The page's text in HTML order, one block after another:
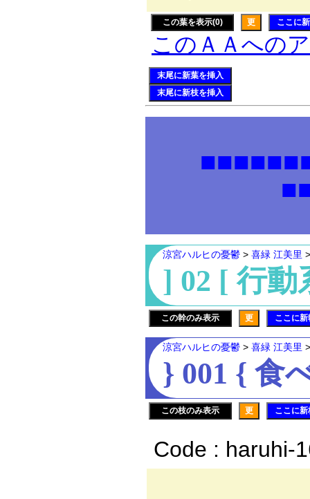
この葉を表示(0) 更 ここに
このＡＡへの
末尾に新葉を挿入
末尾に新枝を挿入
涼宮ハルヒの憂鬱 > 喜緑 江美里
] 02 [ 行動
この幹のみ表示 更 ここに
涼宮ハルヒの憂鬱 > 喜緑 江美里
} 001 { 食
この枝のみ表示 更 ここに
Code : haruhi-